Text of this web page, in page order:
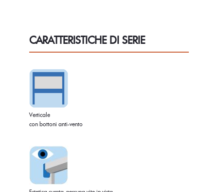
CARATTERISTICHE DI SERIE
Verticale
con bottoni anti-vento